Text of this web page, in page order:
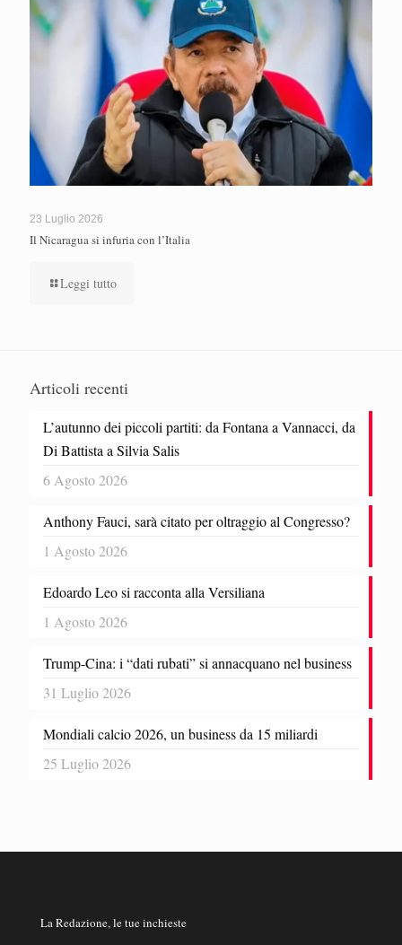
23 Luglio 2026
Il Nicaragua si infuria con l’Italia
Leggi tutto
Articoli recenti
L’autunno dei piccoli partiti: da Fontana a Vannacci, da
Di Battista a Silvia Salis
6 Agosto 2026
Anthony Fauci, sarà citato per oltraggio al Congresso?
1 Agosto 2026
Edoardo Leo si racconta alla Versiliana
1 Agosto 2026
Trump-Cina: i “dati rubati” si annacquano nel business
31 Luglio 2026
Mondiali calcio 2026, un business da 15 miliardi
25 Luglio 2026
La Redazione, le tue inchieste